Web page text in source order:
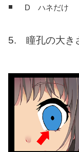
D ハネだけ
5. 瞳孔の大き